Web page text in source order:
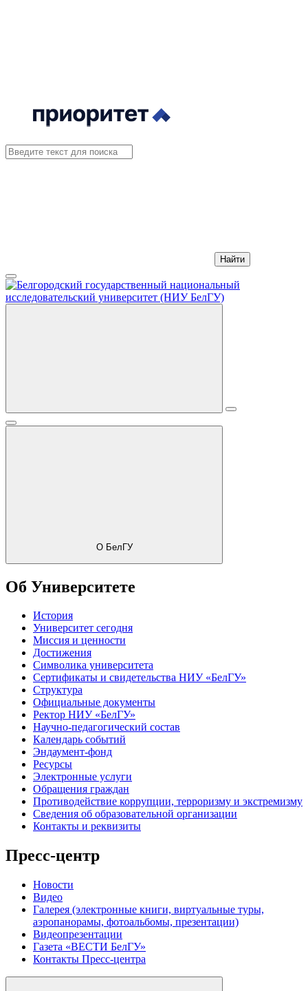
Найти
О БелГУ
Об Университете
История
Университет сегодня
Миссия и ценности
Достижения
Символика университета
Сертификаты и свидетельства НИУ «БелГУ»
Структура
Официальные документы
Ректор НИУ «БелГУ»
Научно-педагогический состав
Календарь событий
Эндаумент-фонд
Ресурсы
Электронные услуги
Обращения граждан
Противодействие коррупции, терроризму и экстремизму
Сведения об образовательной организации
Контакты и реквизиты
Пресс-центр
Новости
Видео
Галерея (электронные книги, виртуальные туры,
аэропанорамы, фотоальбомы, презентации)
Видеопрезентации
Газета «ВЕСТИ БелГУ»
Контакты Пресс-центра